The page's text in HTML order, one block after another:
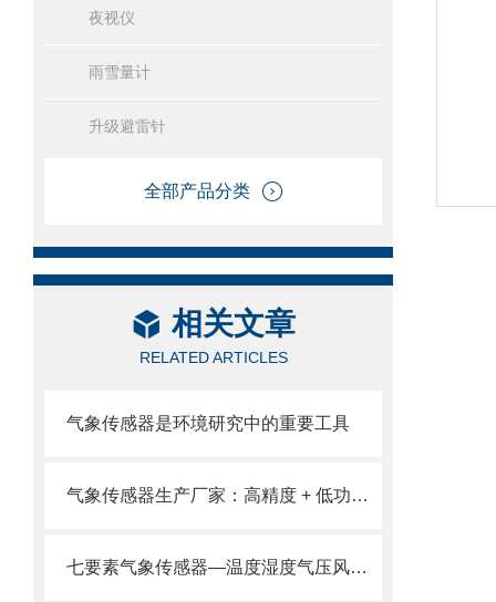
夜视仪
雨雪量计
升级避雷针
全部产品分类
相关文章
RELATED ARTICLES
气象传感器是环境研究中的重要工具
气象传感器生产厂家：高精度 + 低功耗，适配多场景监测需求。
七要素气象传感器—温度湿度气压风速风向雨量和光照七大要素监测于一身。